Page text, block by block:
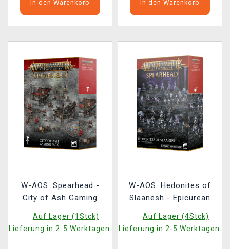
In den Warenkorb In den Warenkorb
W-AOS: Spearhead -
City of Ash Gaming
Auf Lager (1Stck)
Lieferung in 2-5 Werktagen.
W-AOS: Hedonites of
Slaanesh - Epicurean
Auf Lager (4Stck)
Lieferung in 2-5 Werktagen.